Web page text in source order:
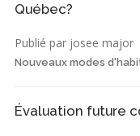
Québec?
Publié par josee major
Nouveaux modes
Évaluation future